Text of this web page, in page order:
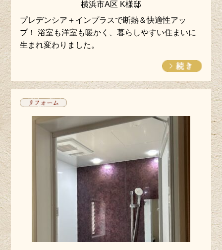
横浜市A区 K様邸
プレデンシア＋インプラスで断熱＆快適性アッ
プ！ 浴室も洋室も暖かく、暮らしやすい住まいに
生まれ変わりました。